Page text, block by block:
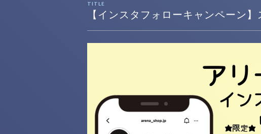
TITLE
【インスタフォローキャンペーン